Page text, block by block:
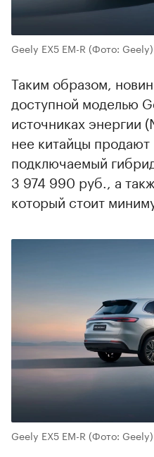
Geely EX5 EM-R (Фото: Geely)
Таким образом,
доступной моделью
источниках энергии
нее китайцы
подключаемый
3 974 990 руб., а
который стоит
Geely EX5 EM-R (Фото: Geely)